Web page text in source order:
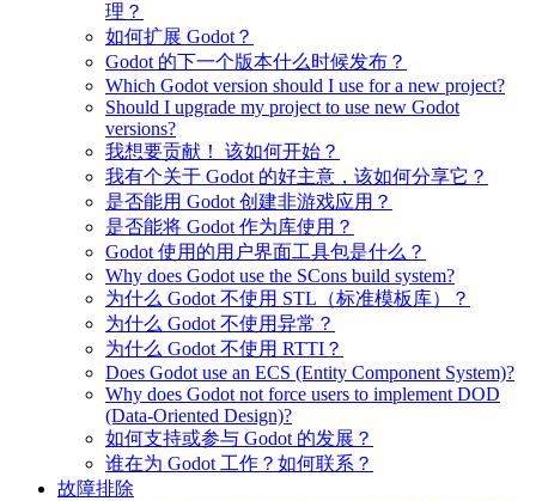
理？
如何扩展 Godot？
Godot 的下一个版本什么时候发布？
Which Godot version should I use for a new project?
Should I upgrade my project to use new Godot
versions?
我想要贡献！ 该如何开始？
我有个关于 Godot 的好主意，该如何分享它？
是否能用 Godot 创建非游戏应用？
是否能将 Godot 作为库使用？
Godot 使用的用户界面工具包是什么？
Why does Godot use the SCons build system?
为什么 Godot 不使用 STL（标准模板库）？
为什么 Godot 不使用异常？
为什么 Godot 不使用 RTTI？
Does Godot use an ECS (Entity Component System)?
Why does Godot not force users to implement DOD
(Data-Oriented Design)?
如何支持或参与 Godot 的发展？
谁在为 Godot 工作？如何联系？
故障排除